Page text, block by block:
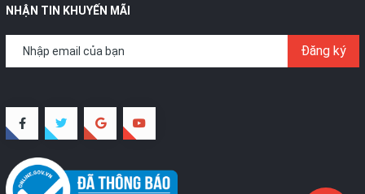
NHẬN TIN KHUYẾN MÃI
Đăng ký